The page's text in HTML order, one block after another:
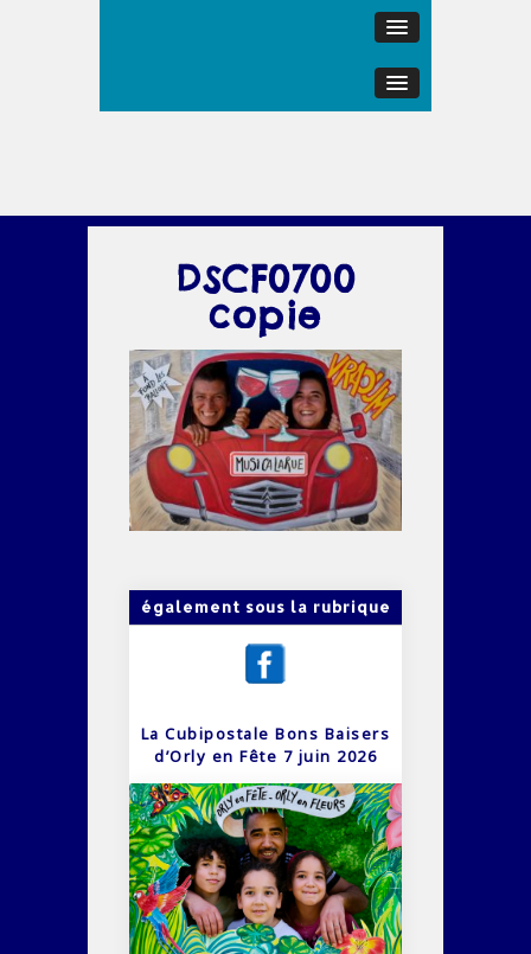
DSCF0700
copie
également sous la rubrique
La Cubipostale Bons Baisers
d’Orly en Fête 7 juin 2026